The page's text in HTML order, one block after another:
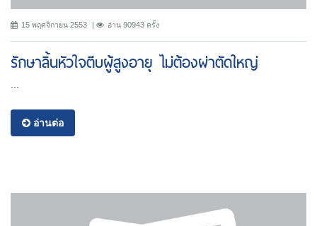
15 พฤศจิกายน 2553 อ่าน 90943 ครั้ง
รักษาลิ้นหัวใจตีบผู้สูงอายุ ไม่ต้องผ่าตัดใหญ่
อ่านต่อ